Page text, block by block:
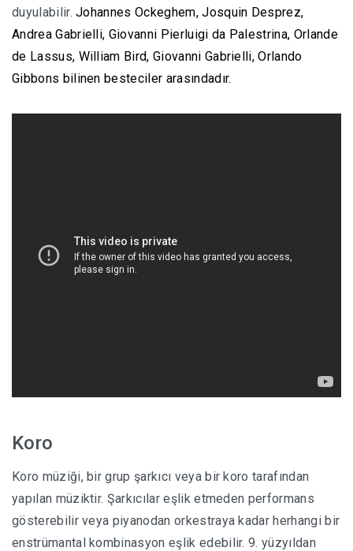
duyulabilir.Johannes Ockeghem, Josquin Desprez,
Andrea Gabrielli, Giovanni Pierluigi da Palestrina, Orlande
de Lassus, William Bird,Giovanni Gabrielli,Orlando
Gibbons bilinen besteciler arasındadır.
Koro
Koro müziği, bir grup şarkıcı veya bir koro tarafından
yapılan müziktir. Şarkıcılar eşlik etmeden performans
gösterebilir veya piyanodan orkestraya kadar herhangi bir
enstrümantal kombinasyon eşlik edebilir. 9. yüzyıldan